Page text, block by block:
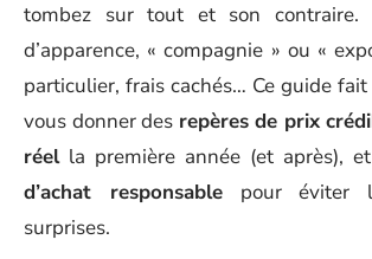
tombez sur tout et son contraire.
d’apparence, « compagnie » ou «
particulier, frais cachés… Ce guide
vous donner des repères de prix
réella première année (et après),
d’achat responsablepour éviter
surprises.